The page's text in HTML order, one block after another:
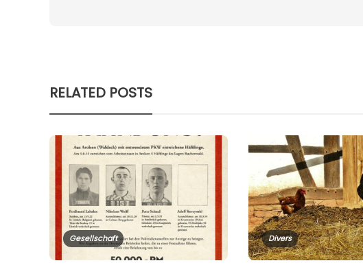
RELATED POSTS
Gesellschaft Divers